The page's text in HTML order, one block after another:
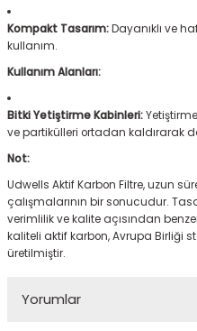
Kompakt Tasarım:Dayanıklı ve
kullanım.
Kullanım Alanları:
Bitki Yetiştirme Kabinleri:
ve partikülleri ortadan kaldırarak
Not:
Udwells Aktif Karbon Filtre, uzun
çalışmalarının bir sonucudur.
verimlilik ve kalite açısından
kaliteli aktif karbon, Avrupa Birliği
üretilmiştir.
Yorumlar